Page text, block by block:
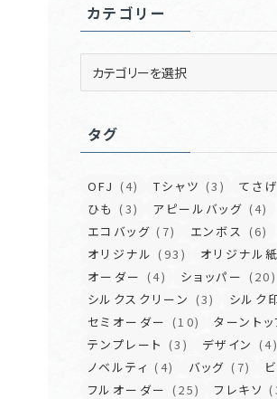
ブ
カテゴリー
テ
ー
タグ
OFJ (4) Tシャツ (3) てさげ
ひも (3) アピールバッグ (4)
エコバッグ (7) エンボス
(6)
オリジナル (93) オリジナル
オーダー (4) ショッパー (20)
シルクスクリーン (3) シルク
セミオーダー (10) ターントッ
テンプレート (3) デザイン (4)
ノベルティ (4) バッグ (7)
フルオーダー (25) フレキソ